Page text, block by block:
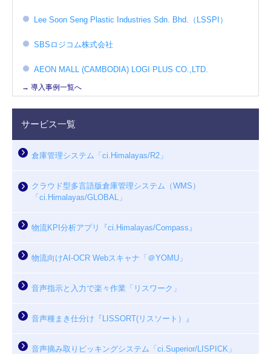
Lee Soon Seng Plastic Industries Sdn. Bhd.（LSSPI）
SBSロジコム株式会社
AEON MALL (CAMBODIA) LOGI PLUS CO.,LTD.
→ 導入事例一覧へ
サービス一覧
倉庫管理システム「ci.Himalayas/R2」
クラウド型多言語版倉庫管理システム（WMS）
「ci.Himalayas/GLOBAL」
物流KPI分析アプリ『ci.Himalayas/Compass』
物流向けAI-OCR Webスキャナ「＠YOMU」
音声指示と入力で楽々作業「リスワーク」
音声種まき仕分け『LISSORT(リスソート）』
音声摘み取りピッキングシステム「ci.Superior/LISPICK」